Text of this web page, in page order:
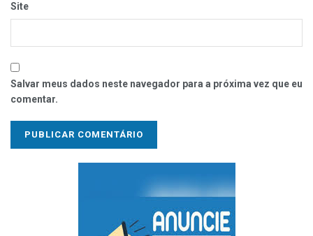
Site
Salvar meus dados neste navegador para a próxima vez que eu
comentar.